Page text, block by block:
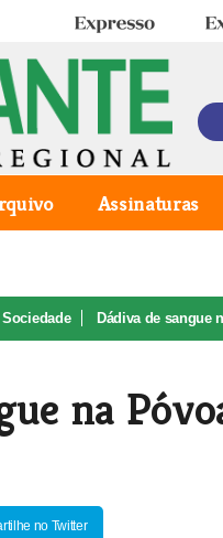
Expresso
Assinaturas
Sociedade Dádiva de sangue
na
no Twitter